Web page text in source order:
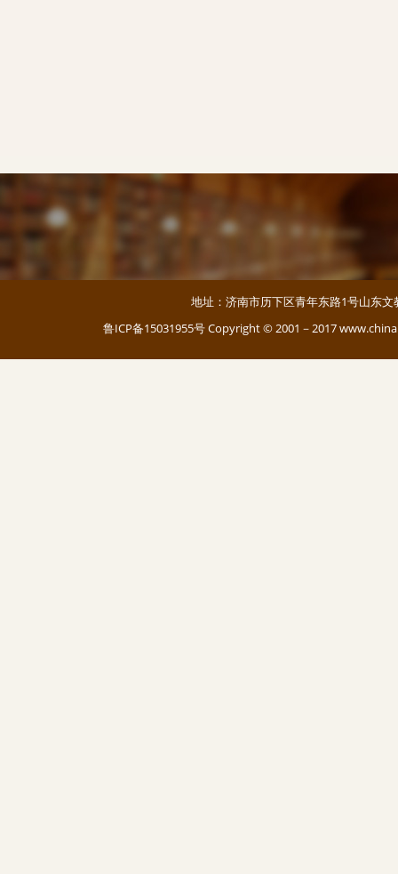
地址：济南市历下区青年东路1号山东
鲁ICP备15031955号Copyright © 2001－2017